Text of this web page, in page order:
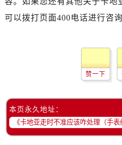
可以拨打页面400电话进行咨
赞一下
本页永久地址：